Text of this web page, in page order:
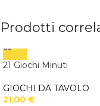
Prodotti
21 Giochi Minuti
GIOCHI DA TAVOLO
21,00 €